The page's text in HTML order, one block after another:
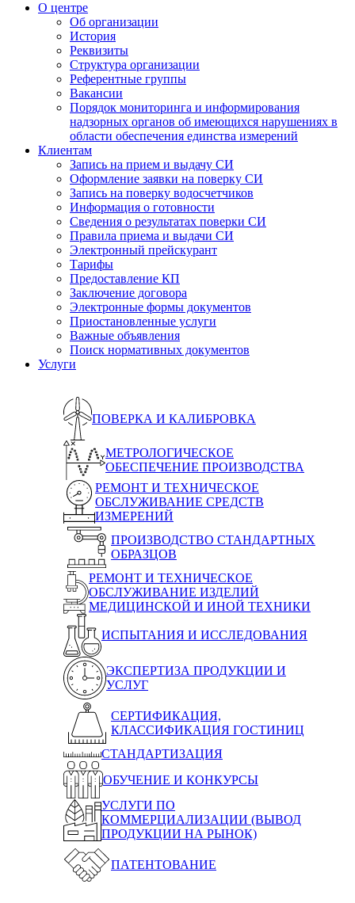
О центре
Об организации
История
Реквизиты
Структура организации
Референтные группы
Вакансии
Порядок мониторинга и информирования
надзорных органов об имеющихся нарушениях в
области обеспечения единства измерений
Клиентам
Запись на прием и выдачу СИ
Оформление заявки на поверку СИ
Запись на поверку водосчетчиков
Информация о готовности
Сведения о результатах поверки СИ
Правила приема и выдачи СИ
Электронный прейскурант
Тарифы
Предоставление КП
Заключение договора
Электронные формы документов
Приостановленные услуги
Важные объявления
Поиск нормативных документов
Услуги
ПОВЕРКА И КАЛИБРОВКА
МЕТРОЛОГИЧЕСКОЕ
ОБЕСПЕЧЕНИЕ ПРОИЗВОДСТВА
РЕМОНТ И ТЕХНИЧЕСКОЕ
ОБСЛУЖИВАНИЕ СРЕДСТВ
ИЗМЕРЕНИЙ
ПРОИЗВОДСТВО СТАНДАРТНЫХ
ОБРАЗЦОВ
РЕМОНТ И ТЕХНИЧЕСКОЕ
ОБСЛУЖИВАНИЕ ИЗДЕЛИЙ
МЕДИЦИНСКОЙ И ИНОЙ ТЕХНИКИ
ИСПЫТАНИЯ И ИССЛЕДОВАНИЯ
ЭКСПЕРТИЗА ПРОДУКЦИИ И
УСЛУГ
СЕРТИФИКАЦИЯ,
КЛАССИФИКАЦИЯ ГОСТИНИЦ
СТАНДАРТИЗАЦИЯ
ОБУЧЕНИЕ И КОНКУРСЫ
УСЛУГИ ПО
КОММЕРЦИАЛИЗАЦИИ (ВЫВОД
ПРОДУКЦИИ НА РЫНОК)
ПАТЕНТОВАНИЕ